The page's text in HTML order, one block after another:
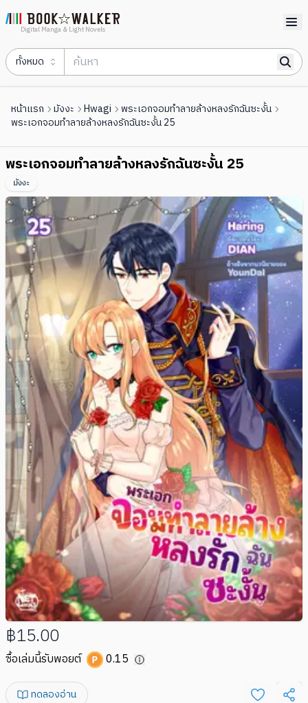
Digital Manga & Light Novels
ทั้งหมด
หน้าแรก มังงะ Hwagi
พระเอกจอมทำลายล้างหลงรักฉันซะงั้น
พระเอกจอมทำลายล้างหลงรักฉันซะงั้น 25
พระเอกจอมทำลายล้างหลงรักฉันซะงั้น 25
มังงะ
฿15.00
ซื้อเล่มนี้รับพอยต์ 0.15
ทดลองอ่าน